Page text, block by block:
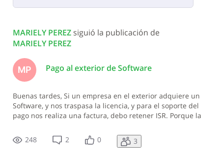
Selected
las
MARIELY PEREZ siguió la publicación de
MARIELY PEREZ
MP Pago al exterior de Software
Buenas tardes, Si un empresa en el exterior adquiere un
Software, y nos traspasa la licencia, y para el soporte del
pago nos realiza una factura, debo retener ISR. Porque la
retiene ISR, pero en este caso no se adquirió directo. Nota:
la empresa q
248 2 0 3